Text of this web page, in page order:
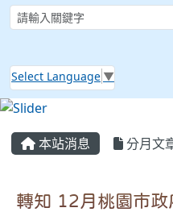
Select Language ▼
本站消息 分月文
轉知 12月桃園市政